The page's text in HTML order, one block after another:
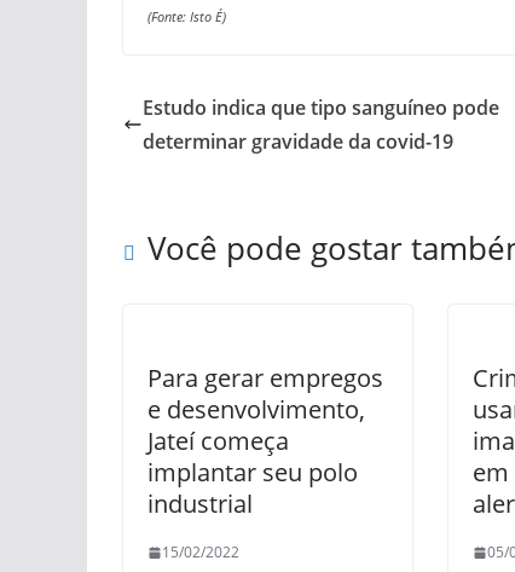
(Fonte: Isto É)
Estudo indica que tipo sanguíneo pode
determinar gravidade da covid-19
Você pode gostar
Para gerar empregos
e desenvolvimento,
Jateí começa
implantar seu polo
industrial
15/02/2022
em
05/